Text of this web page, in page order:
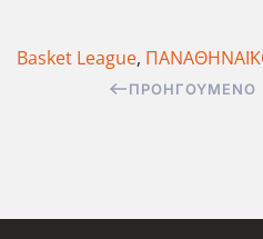
Basket League,
ΠΡΟΗΓΟΎΜΕΝΟ